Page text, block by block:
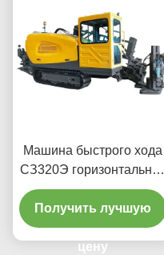
Машина быстрого хода
СЗ320Э горизонтальная
дирекционная сверля
Получить лучшую
цену